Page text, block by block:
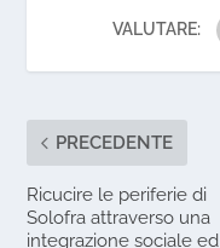
VALUTARE:
PRECEDENTE
Ricucire le periferie di
Solofra attraverso una
integrazione sociale ed